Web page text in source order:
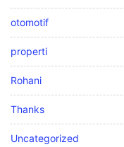
otomotif
properti
Rohani
Thanks
Uncategorized